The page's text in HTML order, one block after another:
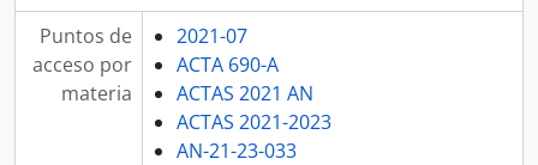
Puntos de
acceso por
materia
2021-07
ACTA 690-A
ACTAS 2021 AN
ACTAS 2021-2023
AN-21-23-033